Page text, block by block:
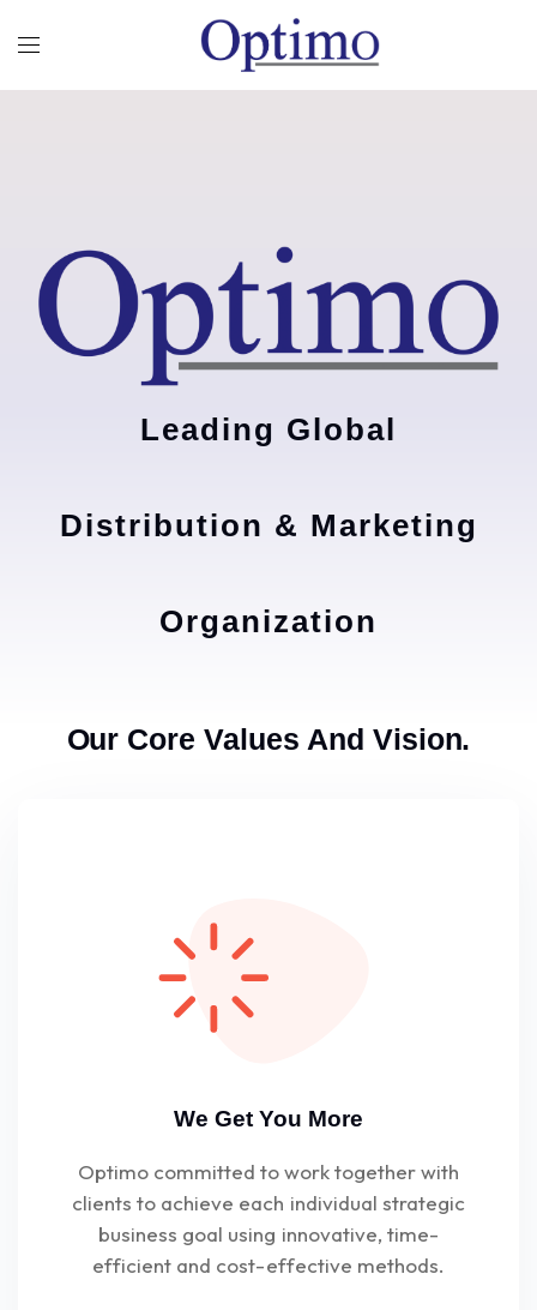
Leading Global
Distribution & Marketing
Organization
Our Core Values And Vision.
We Get You More
Optimo committed to work together with
clients to achieve each individual strategic
business goal using innovative, time-
efficient and cost-effective methods.